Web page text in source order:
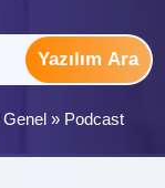
Yazılım Ara
Genel » Podcast